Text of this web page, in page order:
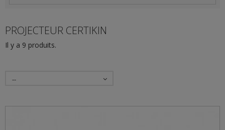
PROJECTEUR CERTIKIN
Il y a 9 produits.
--